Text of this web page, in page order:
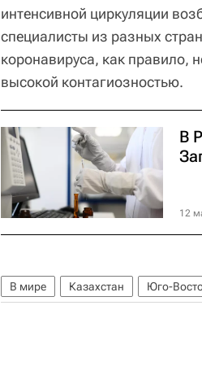
интенсивной циркуляции
специалисты из разных
коронавируса, как правило,
высокой контагиозностью.
В
12
В мире Казахстан Юго-